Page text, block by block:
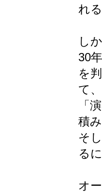
れ
し
30
を
て
「
積
そ
る
オ